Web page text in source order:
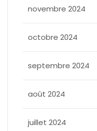
novembre 2024
octobre 2024
septembre 2024
août 2024
juillet 2024